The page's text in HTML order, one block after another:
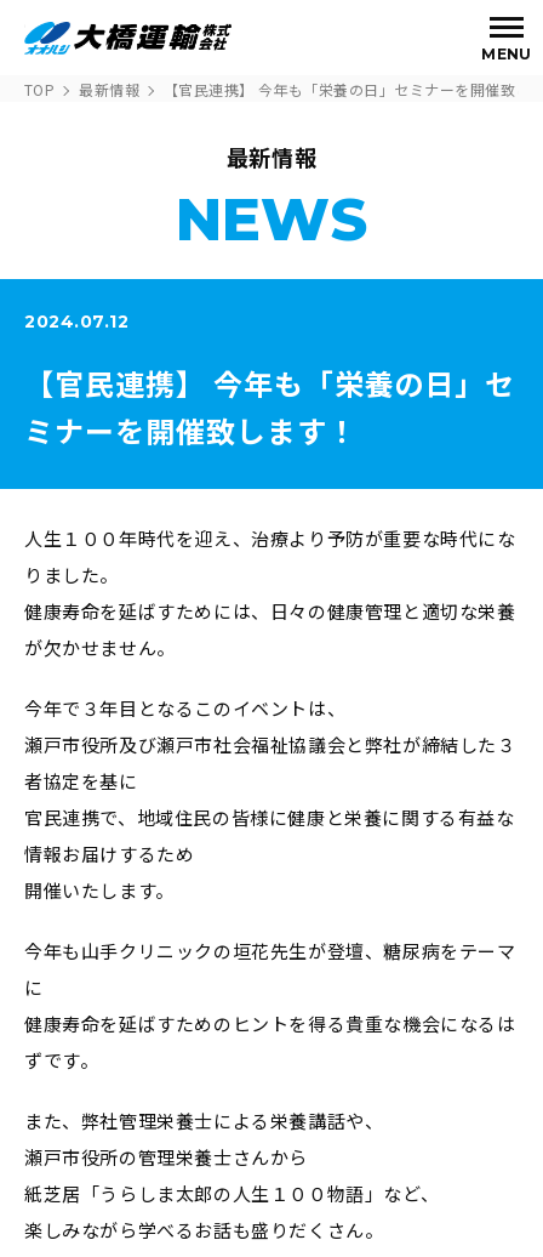
MENU
TOP 最新情報 【官民連携】 今年も「栄養の日」セミナーを開催致し
最新情報
NEWS
2024.07.12
【官民連携】 今年も「栄養の日」セ
ミナーを開催致します！
人生１００年時代を迎え、治療より予防が重要な時代にな
りました。
健康寿命を延ばすためには、日々の健康管理と適切な栄養
が欠かせません。
今年で３年目となるこのイベントは、
瀬戸市役所及び瀬戸市社会福祉協議会と弊社が締結した３
者協定を基に
官民連携で、地域住民の皆様に健康と栄養に関する有益な
情報お届けするため
開催いたします。
今年も山手クリニックの垣花先生が登壇、糖尿病をテーマ
に
健康寿命を延ばすためのヒントを得る貴重な機会になるは
ずです。
また、弊社管理栄養士による栄養講話や、
瀬戸市役所の管理栄養士さんから
紙芝居「うらしま太郎の人生１００物語」など、
楽しみながら学べるお話も盛りだくさん。